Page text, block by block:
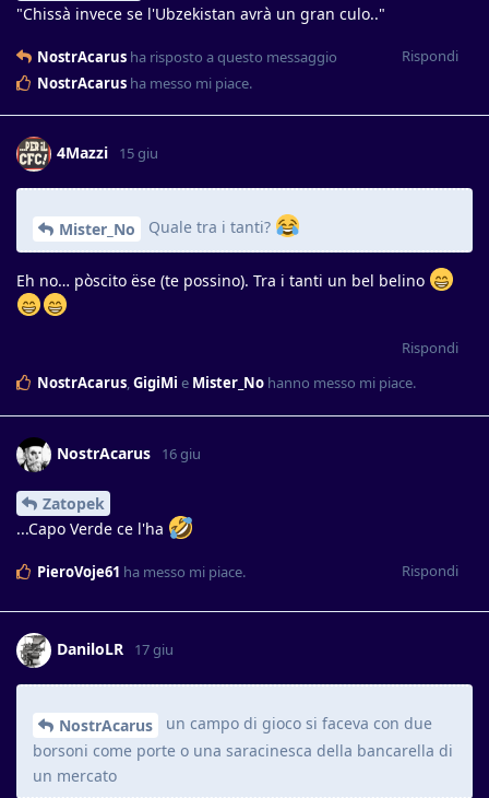
"Chissà invece se l'Ubzekistan avrà un gran culo.."
Rispondi
NostrAcarus ha risposto a questo messaggio
NostrAcarus ha messo mi piace.
4Mazzi 15 giu
Mister_No Quale tra i tanti?
Eh no… pòscito ëse (te possino). Tra i tanti un bel belino
Rispondi
NostrAcarus,GigiMi e Mister_No hanno messo mi piace.
NostrAcarus 16 giu
Zatopek
...Capo Verde ce l'ha
Rispondi
PieroVoje61 ha messo mi piace.
DaniloLR 17 giu
NostrAcarus
un campo di gioco si faceva con due
borsoni come porte o una saracinesca della bancarella di
un mercato